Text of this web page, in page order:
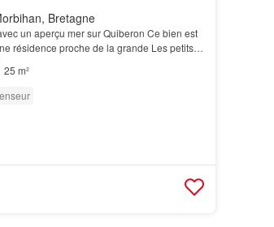
Bretagne
un aperçu mer sur Quiberon Ce bien est
résidence proche de la grande Les petits
25 m²